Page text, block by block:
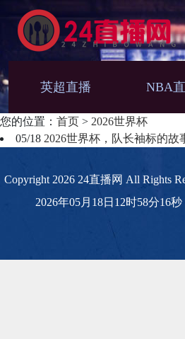
英超直播 NBA
您的位置： 首页 > 2026世界杯
05/18 2026世界杯，队长袖标的故
Copyright 2026 24直播网 All Rights
2026年05月18日12时58分16秒